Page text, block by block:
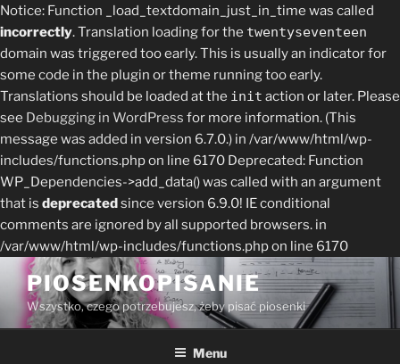
Notice: Function _load_textdomain_just_in_time was called
incorrectly. Translation loading for the twentyseventeen
domain was triggered too early. This is usually an indicator for
some code in the plugin or theme running too early.
Translations should be loaded at the init action or later. Please
see Debugging in WordPress for more information. (This
message was added in version 6.7.0.) in /var/www/html/wp-
includes/functions.php on line 6170 Deprecated: Function
WP_Dependencies->add_data() was called with an argument
that is deprecatedsince version 6.9.0! IE conditional
comments are ignored by all supported browsers. in
/var/www/html/wp-includes/functions.php on line 6170
Skip
content
PIOSENKOPISANIE
Wszystko, czego potrzebujesz, żeby pisać piosenki
Menu